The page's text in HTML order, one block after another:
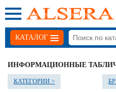
КАТАЛОГ
ИНФОРМАЦИОННЫЕ
КАТЕГОРИИ >